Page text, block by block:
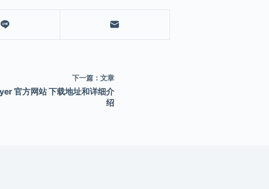
下一篇： 文章
官方网站 下载地址和详细介
绍